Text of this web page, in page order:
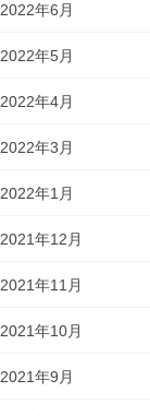
2022年6月
2022年5月
2022年4月
2022年3月
2022年1月
2021年12月
2021年11月
2021年10月
2021年9月